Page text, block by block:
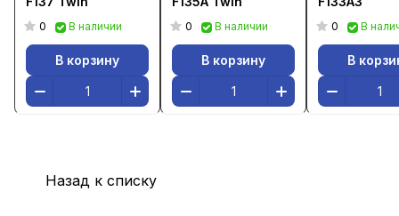
0 В наличии
В корзину
0 В наличии
В корзину
0 В
В
Назад к списку